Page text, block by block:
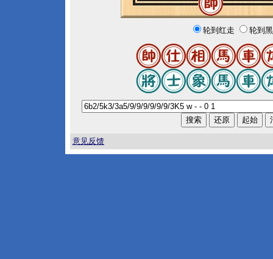
轮到红走 轮到
意见反馈